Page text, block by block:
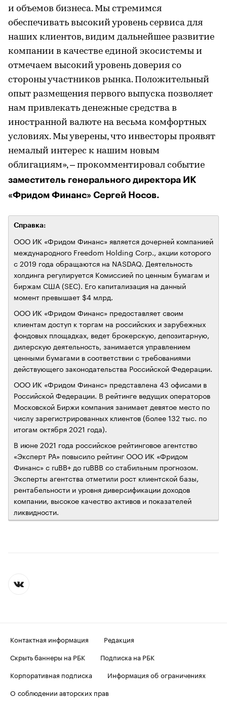
и объемов бизнеса. Мы стремимся
обеспечивать высокий уровень сервиса для
наших клиентов, видим дальнейшее развитие
компании в качестве единой экосистемы и
отмечаем высокий уровень доверия со
стороны участников рынка. Положительный
опыт размещения первого выпуска позволяет
нам привлекать денежные средства в
иностранной валюте на весьма комфортных
условиях. Мы уверены, что инвесторы проявят
немалый интерес к нашим новым
облигациям», – прокомментировал событие
заместитель генерального директора ИК
«Фридом Финанс» Сергей Носов.
Справка:
ООО ИК «Фридом Финанс» является дочерней компанией
международного Freedom Holding Corp., акции которого
с 2019 года обращаются на NASDAQ. Деятельность
холдинга регулируется Комиссией по ценным бумагам и
биржам США (SEC). Его капитализация на данный
момент превышает $4 млрд.
ООО ИК «Фридом Финанс» предоставляет своим
клиентам доступ к торгам на российских и зарубежных
фондовых площадках, ведет брокерскую, депозитарную,
дилерскую деятельность, занимается управлением
ценными бумагами в соответствии с требованиями
действующего законодательства Российской Федерации.
ООО ИК «Фридом Финанс» представлена 43 офисами в
Российской Федерации. В рейтинге ведущих операторов
Московской Биржи компания занимает девятое место по
числу зарегистрированных клиентов (более 132 тыс. по
итогам октября 2021 года).
В июне 2021 года российское рейтинговое агентство
«Эксперт РА» повысило рейтинг ООО ИК «Фридом
Финанс» с ruBB+ до ruВВВ со стабильным прогнозом.
Эксперты агентства отметили рост клиентской базы,
рентабельности и уровня диверсификации доходов
компании, высокое качество активов и показателей
ликвидности.
Контактная информация
Редакция
Скрыть баннеры на РБК
Подписка на РБК
Корпоративная подписка
Информация об ограничениях
О соблюдении авторских прав